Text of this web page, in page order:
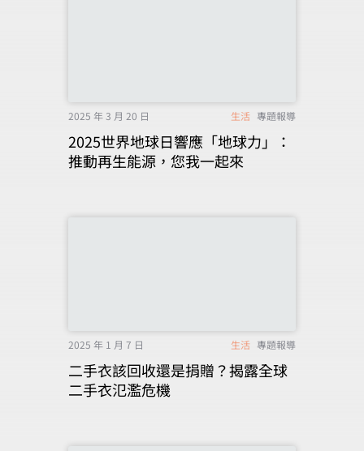
2025 年 3 月 20 日 生活 專題報導
2025世界地球日響應「地球力」：
推動再生能源，您我一起來
2025 年 1 月 7 日 生活 專題報導
二手衣該回收還是捐贈？揭露全球
二手衣氾濫危機